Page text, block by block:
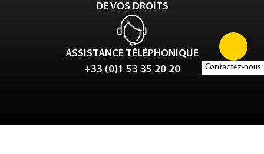
Contactez-nous
DE VOS DROITS
ASSISTANCE TÉLÉPHONIQUE
+33 (0)1 53 35 20 20